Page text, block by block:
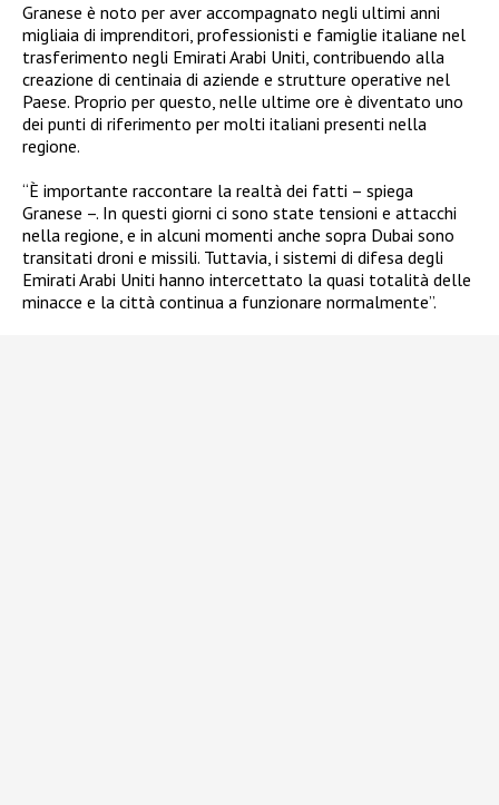
Granese è noto per aver accompagnato negli ultimi anni
migliaia di imprenditori, professionisti e famiglie italiane nel
trasferimento negli Emirati Arabi Uniti, contribuendo alla
creazione di centinaia di aziende e strutture operative nel
Paese. Proprio per questo, nelle ultime ore è diventato uno
dei punti di riferimento per molti italiani presenti nella
regione.
“È importante raccontare la realtà dei fatti – spiega
Granese –. In questi giorni ci sono state tensioni e attacchi
nella regione, e in alcuni momenti anche sopra Dubai sono
transitati droni e missili. Tuttavia, i sistemi di difesa degli
Emirati Arabi Uniti hanno intercettato la quasi totalità delle
minacce e la città continua a funzionare normalmente”.